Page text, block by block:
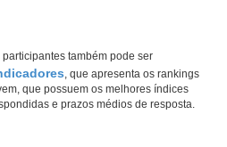
também pode ser
, que apresenta os rankings
que possuem os melhores índices
e prazos médios de resposta.